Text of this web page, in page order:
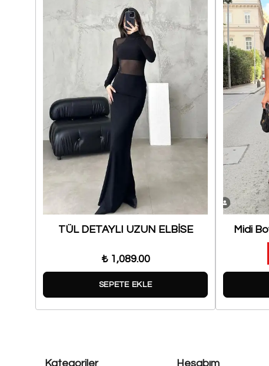
TÜL DETAYLI UZUN ELBİSE
₺ 1,089.00
SEPETE EKLE
Midi
Kategoriler Hesabım